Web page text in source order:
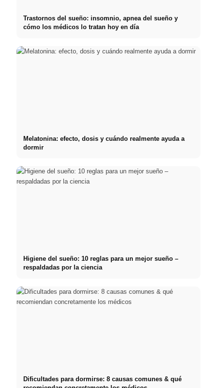
Trastornos del sueño: insomnio, apnea del sueño y
cómo los médicos lo tratan hoy en día
Melatonina: efecto, dosis y cuándo realmente ayuda a
dormir
Higiene del sueño: 10 reglas para un mejor sueño –
respaldadas por la ciencia
Dificultades para dormirse: 8 causas comunes & qué